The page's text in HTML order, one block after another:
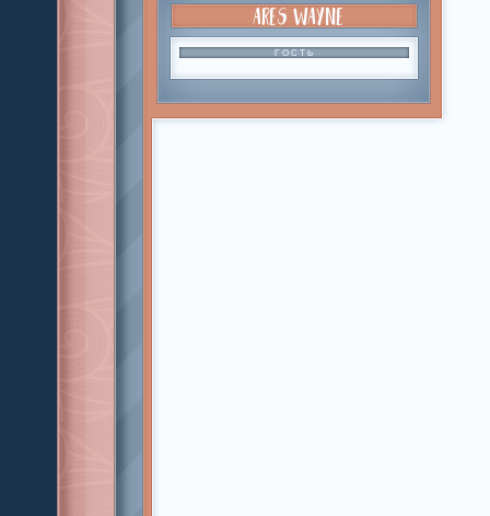
ARES WAYNE
ГОСТЬ